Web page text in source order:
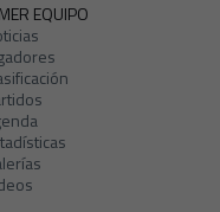
EQUIPO